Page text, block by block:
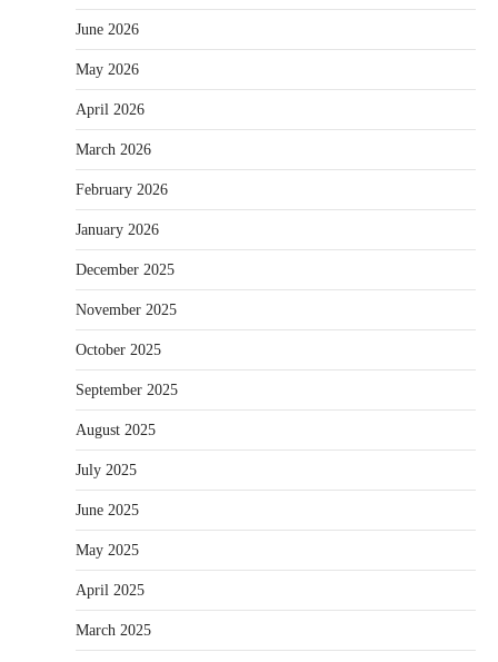
June 2026
May 2026
April 2026
March 2026
February 2026
January 2026
December 2025
November 2025
October 2025
September 2025
August 2025
July 2025
June 2025
May 2025
April 2025
March 2025